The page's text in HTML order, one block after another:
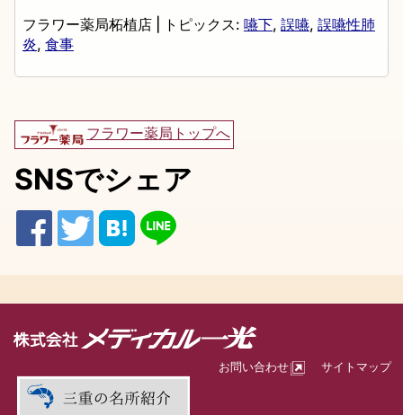
フラワー薬局柘植店
トピックス: 嚥下, 誤嚥, 誤嚥性肺
炎, 食事
フラワー薬局トップへ
SNSでシェア
お問い合わせ サイトマップ